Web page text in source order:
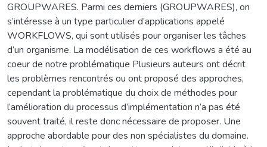
GROUPWARES. Parmi ces derniers (GROUPWARES), on
s’intéresse à un type particulier d’applications appelé
WORKFLOWS, qui sont utilisés pour organiser les tâches
d’un organisme. La modélisation de ces workflows a été au
coeur de notre problématique Plusieurs auteurs ont décrit
les problèmes rencontrés ou ont proposé des approches,
cependant la problématique du choix de méthodes pour
l’amélioration du processus d’implémentation n’a pas été
souvent traité, il reste donc nécessaire de proposer. Une
approche abordable pour des non spécialistes du domaine.